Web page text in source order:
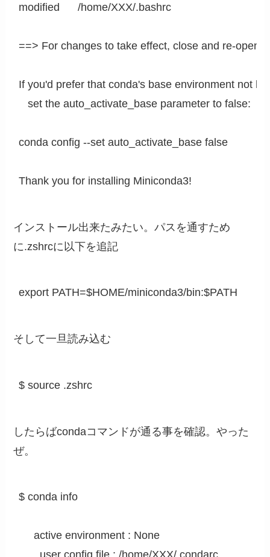
modified      /home/XXX/.bashrc
==> For changes to take effect, close and re-open
If you'd prefer that conda's base environment not
   set the auto_activate_base parameter to false:
conda config --set auto_activate_base false
インストール出来たみたい。パスを通すため
に.zshrcに以下を追記
export PATH=$HOME/miniconda3/bin:$PATH
そして一旦読み込む
$ source .zshrc
したらばcondaコマンドが通る事を確認。やった
ぜ。
$ conda info
     active environment : None